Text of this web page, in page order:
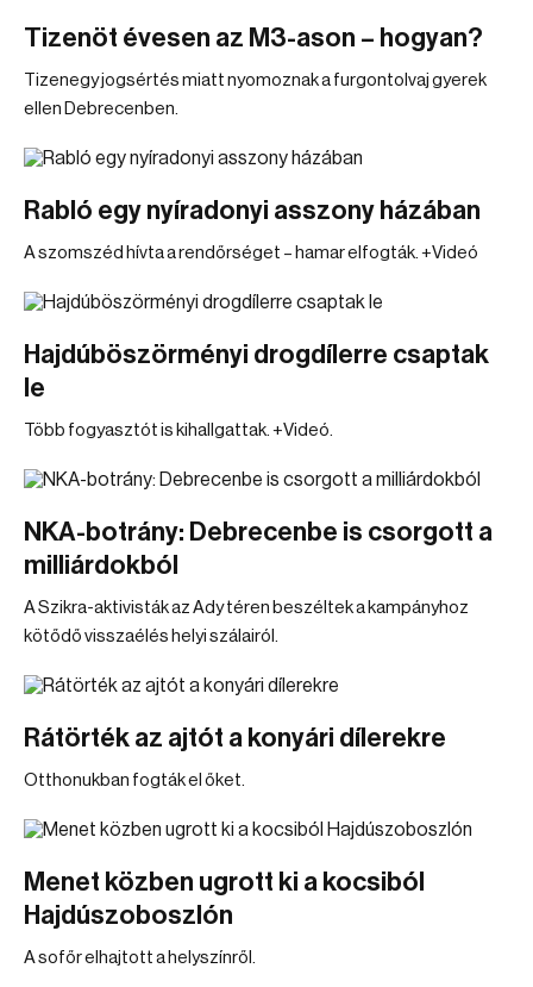
Tizenöt évesen az M3-ason – hogyan?
Tizenegy jogsértés miatt nyomoznak a furgontolvaj gyerek
ellen Debrecenben.
Rabló egy nyíradonyi asszony házában
A szomszéd hívta a rendőrséget – hamar elfogták. +Videó
Hajdúböszörményi drogdílerre csaptak
le
Több fogyasztót is kihallgattak. +Videó.
NKA-botrány: Debrecenbe is csorgott a
milliárdokból
A Szikra-aktivisták az Ady téren beszéltek a kampányhoz
kötődő visszaélés helyi szálairól.
Rátörték az ajtót a konyári dílerekre
Otthonukban fogták el őket.
Menet közben ugrott ki a kocsiból
Hajdúszoboszlón
A sofőr elhajtott a helyszínről.